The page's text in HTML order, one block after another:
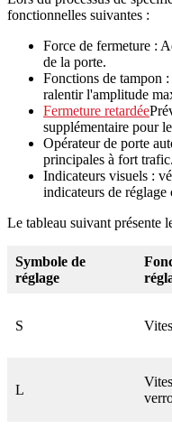
fonctionnelles suivantes :
Force de fermeture :
de la porte.
Fonctions de tampon
ralentir l'amplitude
Fermeture retardée
supplémentaire pour
Opérateur de porte
principales à fort trafic.
Indicateurs visuels :
indicateurs de réglage
Le tableau suivant présente
Symbole de
réglage
S
L